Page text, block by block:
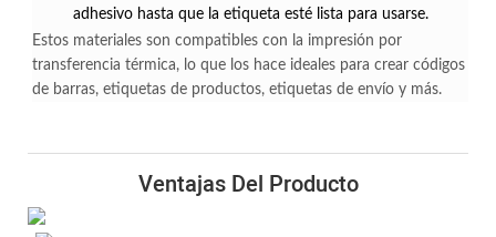
adhesivo hasta que la etiqueta esté lista para usarse.
Estos materiales son compatibles con la impresión por
transferencia térmica, lo que los hace ideales para crear códigos
de barras, etiquetas de productos, etiquetas de envío y más.
Ventajas Del Producto